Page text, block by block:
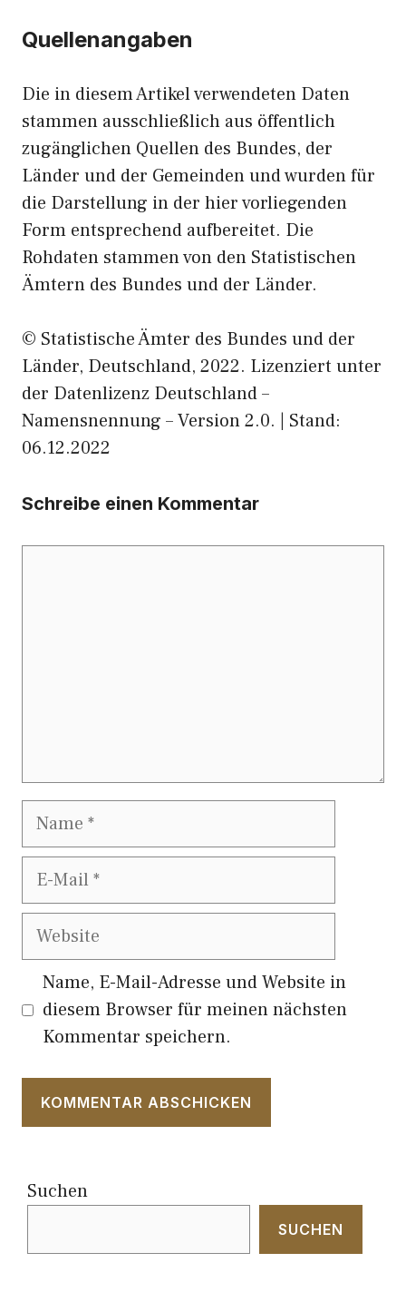
Quellenangaben
Die in diesem Artikel verwendeten Daten
stammen ausschließlich aus öffentlich
zugänglichen Quellen des Bundes, der
Länder und der Gemeinden und wurden für
die Darstellung in der hier vorliegenden
Form entsprechend aufbereitet. Die
Rohdaten stammen von den Statistischen
Ämtern des Bundes und der Länder.
© Statistische Ämter des Bundes und der
Länder, Deutschland, 2022. Lizenziert unter
der Datenlizenz Deutschland –
Namensnennung – Version 2.0. | Stand:
06.12.2022
Schreibe einen Kommentar
Name
E-
Website
Name, E-Mail-Adresse und Website in
diesem Browser für meinen nächsten
Kommentar speichern.
Suchen
SUCHEN